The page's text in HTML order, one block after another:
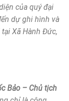
của quý đại
dự ghi hình và
tại Xã Hành Đức,
Bảo – Chủ tịch